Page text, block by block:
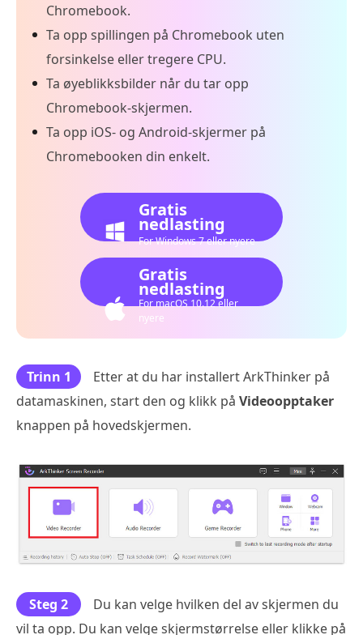
Chromebook.
Ta opp spillingen på Chromebook uten
forsinkelse eller tregere CPU.
Ta øyeblikksbilder når du tar opp
Chromebook-skjermen.
Ta opp iOS- og Android-skjermer på
Chromebooken din enkelt.
Gratis
nedlasting
For Windows 7 eller nyere
Gratis
nedlasting
For macOS 10.12 eller
nyere
Trinn 1
Etter at du har installert ArkThinker på
datamaskinen, start den og klikk på Videoopptaker
knappen på hovedskjermen.
Steg 2
Du kan velge hvilken del av skjermen du
vil ta opp. Du kan velge skjermstørrelse eller klikke på